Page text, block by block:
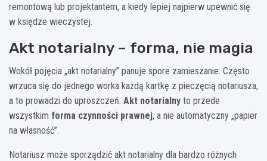
remontową lub projektantem, a kiedy lepiej najpierw upewnić się
w księdze wieczystej.
Akt notarialny – forma, nie magia
Wokół pojęcia „akt notarialny” panuje spore zamieszanie. Często
wrzuca się do jednego worka każdą kartkę z pieczęcią notariusza,
a to prowadzi do uproszczeń. Akt notarialny to przede
wszystkim forma czynności prawnej, a nie automatyczny „papier
na własność”.
Notariusz może sporządzić akt notarialny dla bardzo różnych